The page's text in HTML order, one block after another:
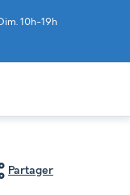
10h-19h
Partager